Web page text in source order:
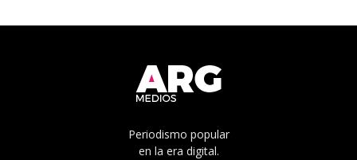
Periodismo popular
en la era digital.